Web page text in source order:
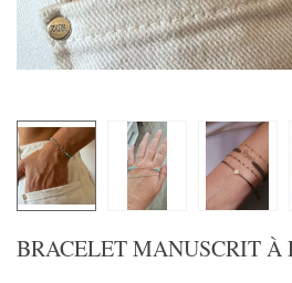
BRACELET MANUSCRIT À